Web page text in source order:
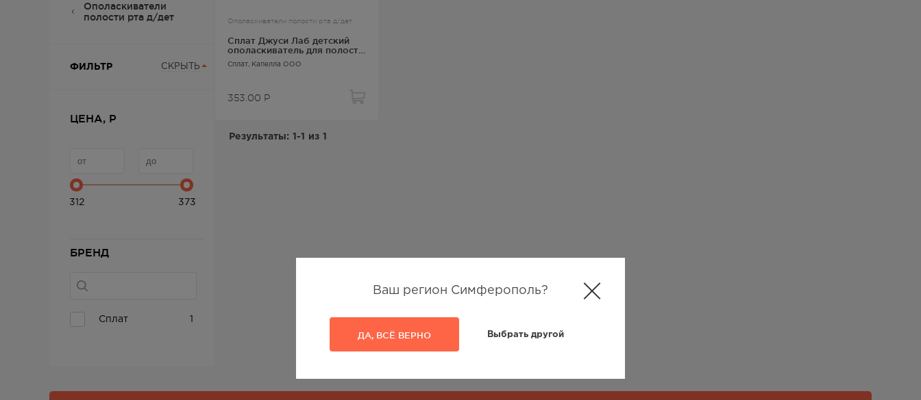
Ваш регион Симферополь?
ДА, ВСЁ ВЕРНО Выбрать другой
Ополаскиватели
полости рта д/дет
ФИЛЬТР СКРЫТЬ
ЦЕНА, Р
312 373
БРЕНД
Сплат 1
Ополаскиватели полости рта д/дет
Сплат Джуси Лаб детский
ополаскиватель для полости
рта WATERMELON 250мл
арбуз
Сплат, Капелла ООО
353.00 Р
Результаты: 1-1 из 1